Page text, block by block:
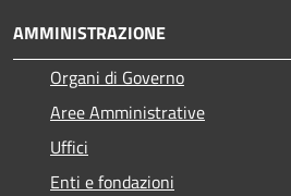
AMMINISTRAZIONE
Organi di Governo
Aree Amministrative
Uffici
Enti e fondazioni